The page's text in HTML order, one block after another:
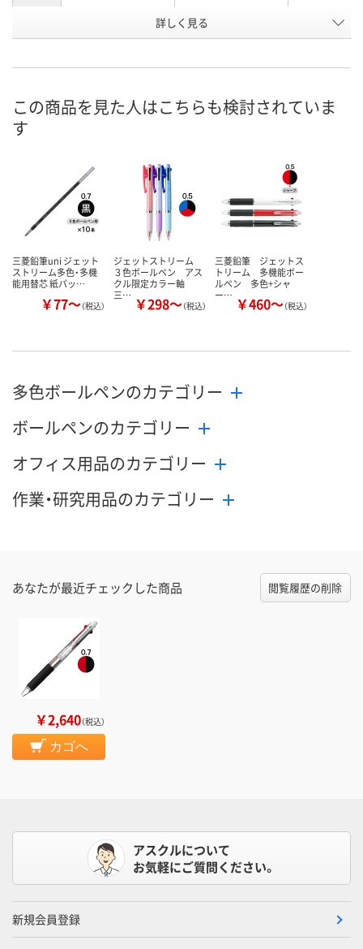
黒・赤・青 黒、赤、青
号
お届け日
数量
カゴへ カゴへ
詳しく見る
この商品を見た人はこちらも検討されていま
す
三菱鉛筆uni ジェット
ストリーム多色・多機
能用替芯 紙パッ…
￥77～（税込）
ジェットストリーム
３色ボールペン アス
クル限定カラー軸
三… ￥298～（税込）
三菱鉛筆 ジェットス
トリーム 多機能ボー
ルペン 多色+シャ
ー… ￥460～（税込）
多色ボールペンのカテゴリー
ボールペンのカテゴリー
オフィス用品のカテゴリー
作業・研究用品のカテゴリー
あなたが最近チェックした商品 閲覧履歴の削除
￥2,640（税込）
カゴへ
アスクルについて
お気軽にご質問ください。
新規会員登録